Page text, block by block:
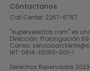
Cóntactanos
Call Center: 2267-6767
"superselectos.com" es
Dirección: Prolongación 59
Correo:
NIT: 0614-110169-001-1
Derechos Reservados